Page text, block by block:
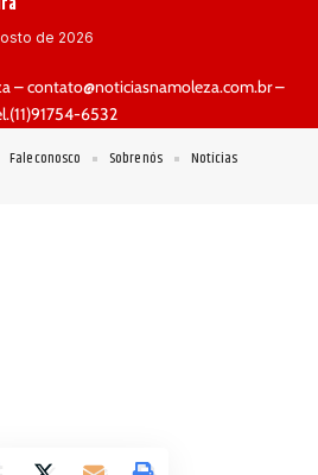
de 2026
–contato@noticiasnamoleza.com.br–
6532
Fale conosco Sobre nós Notícias